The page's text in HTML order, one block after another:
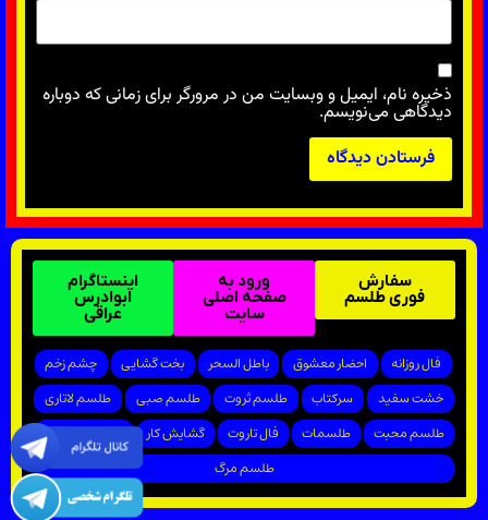
ذخیره نام، ایمیل و وبسایت من در مرورگر برای زمانی که دوباره
دیدگاهی می‌نویسم.
سفارش
فوری طلسم
ورود به
صفحه اصلی
سایت
اینستاگرام
ابوادرس
عراقی
فال روزانه احضار معشوق باطل السحر بخت گشایی
چشم زخم
خشت سفید
سرکتاب طلسم ثروت طلسم صبی
طلسم لاتاری
طلسم محبت
طلسمات فال تاروت گشایش کار
پیروزی در دادگاه
طلسم مرگ